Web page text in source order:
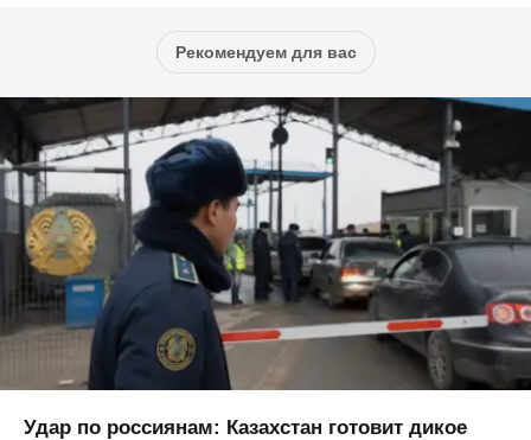
Рекомендуем для вас
Удар по россиянам: Казахстан готовит дикое